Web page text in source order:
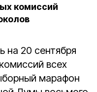
комиссий
на 20 сентября
всех
марафон